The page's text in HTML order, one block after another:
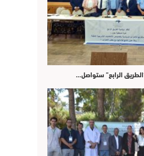
الرابع” ستواصل…